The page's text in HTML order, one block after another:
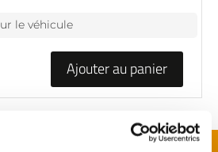
le véhicule
Ajouter au panier